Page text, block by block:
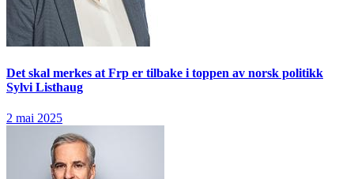
Det skal merkes at Frp er tilbake i toppen av norsk politikk
Sylvi Listhaug
2 mai 2025